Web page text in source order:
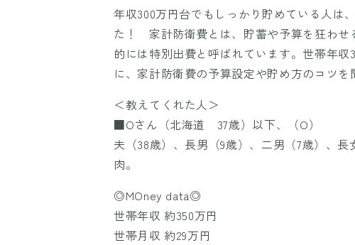
年収300万円台でもしっかり貯めている人は
た！ 家計防衛費とは、貯蓄や予算を狂わせ
的には特別出費と呼ばれています。世帯年
に、家計防衛費の予算設定や貯め方のコツを
＜教えてくれた人＞
■Oさん（北海道 37歳）以下、（O）
夫（38歳）、長男（9歳）、二男（7歳）、
肉。
◎MOney data◎
世帯年収 約350万円
世帯月収 約29万円